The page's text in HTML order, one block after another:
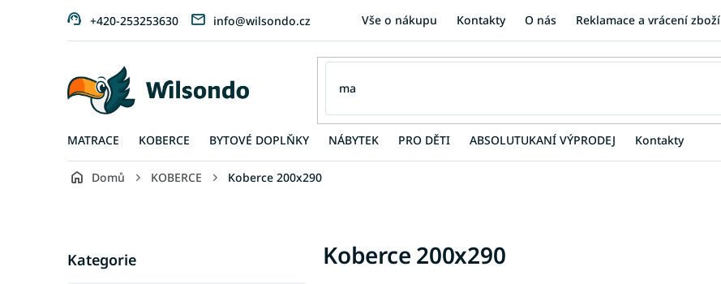
+420-253253630 info@wilsondo.cz Vše o nákupu Kontakty O nás Reklamace a vrácení zboží
MATRACE KOBERCE BYTOVÉ DOPLŇKY NÁBYTEK PRO DĚTI ABSOLUTUKANÍ VÝPRODEJ Kontakty
Domů KOBERCE Koberce 200x290
t
r
kategorie
Kategorie Koberce 200x290